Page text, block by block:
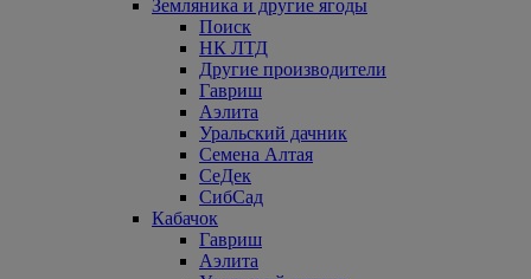
Земляника и другие ягоды
Поиск
НК ЛТД
Другие производители
Гавриш
Аэлита
Уральский дачник
Семена Алтая
СеДек
СибСад
Кабачок
Гавриш
Аэлита